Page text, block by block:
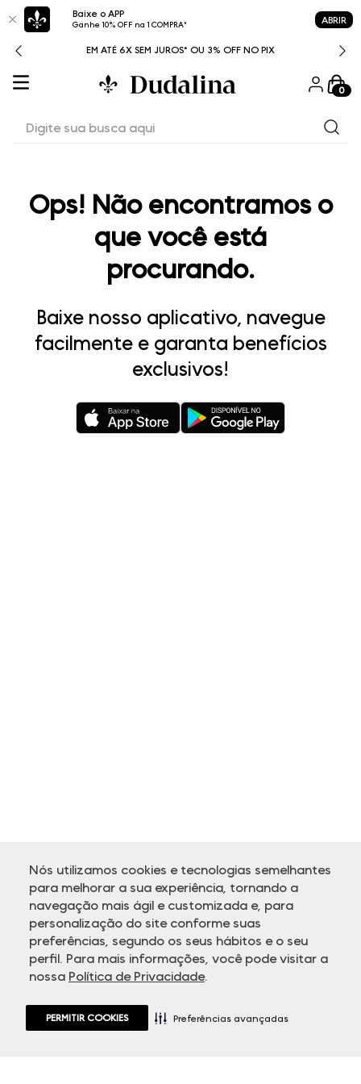
Baixe o APP
Ganhe 10% OFF na 1 COMPRA* ABRIR
Nós utilizamos cookies e tecnologias semelhantes
para melhorar a sua experiência, tornando a
navegação mais ágil e customizada e, para
personalização do site conforme suas
preferências, segundo os seus hábitos e o seu
perfil. Para mais informações, você pode visitar a
nossa Política de Privacidade.
PERMITIR COOKIES Preferências avançadas
EM ATÉ 6X SEM JUROS* OU 3% OFF NO PIX
0
Ops! Não encontramos o
que você está
procurando.
Baixe nosso aplicativo, navegue
facilmente e garanta benefícios
exclusivos!